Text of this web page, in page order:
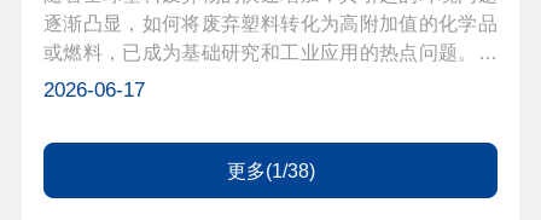
逐渐凸显，如何将废弃塑料转化为高附加值的化学品
或燃料，已成为基础研究和工业应用的热点问题。传
统的废塑料处理方式主要是填埋和焚烧，造成了严重
性能退化和产品质量递减等问题。...
2026-06-17
更多(1/38)